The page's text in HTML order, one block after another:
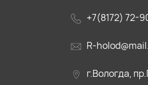
+7(8172) 72-
R-
г.Вологда,